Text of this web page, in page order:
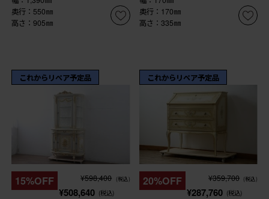
奥行：550㎜
高さ：905㎜
奥行：170㎜
高さ：335㎜
これからリペア予定品
15%OFF ¥598,400 (税込)
¥508,640 (税込)
これからリペア予定品
20%OFF ¥359,700 (税込)
¥287,760 (税込)